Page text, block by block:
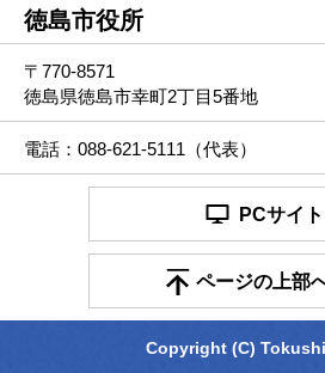
徳島市役所
〒770-8571
徳島県徳島市幸町2丁目5番地
電話：088-621-5111（代表）
PCサイト
ページの上部
Copyright (C)